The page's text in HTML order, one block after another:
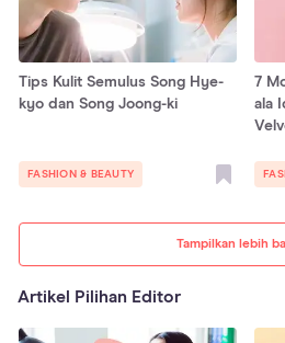
Tampilkan lebih
Tips Kulit Semulus Song Hye-
kyo dan Song Joong-ki
FASHION & BEAUTY
7
ala
Artikel Pilihan Editor